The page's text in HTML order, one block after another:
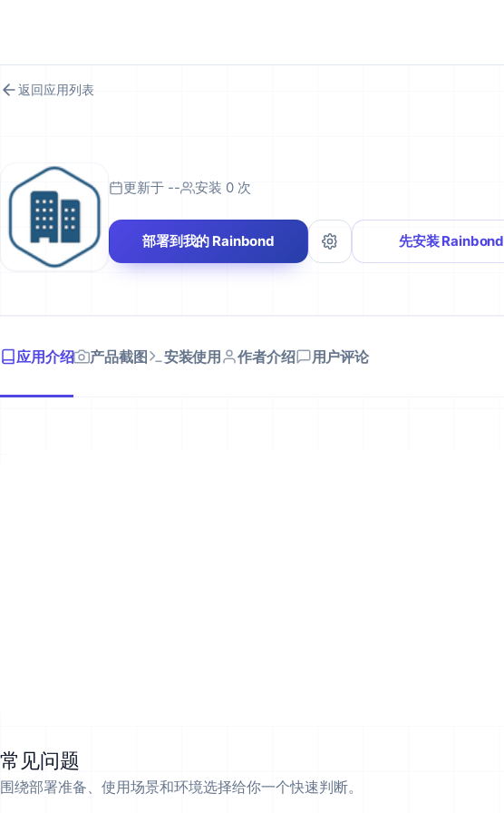
返回应用列表
更新于 -- 安装 0 次
部署到我的 Rainbond 先安装 Rainbond
应用介绍 产品截图 安装使用 作者介绍 用户评论
常见问题
围绕部署准备、使用场景和环境选择给你一个快速判断。